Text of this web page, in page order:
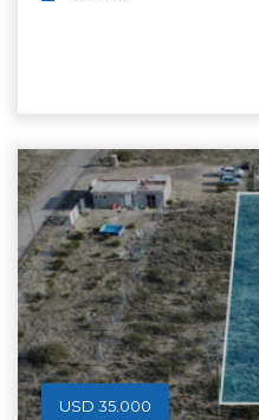
USD 35.000